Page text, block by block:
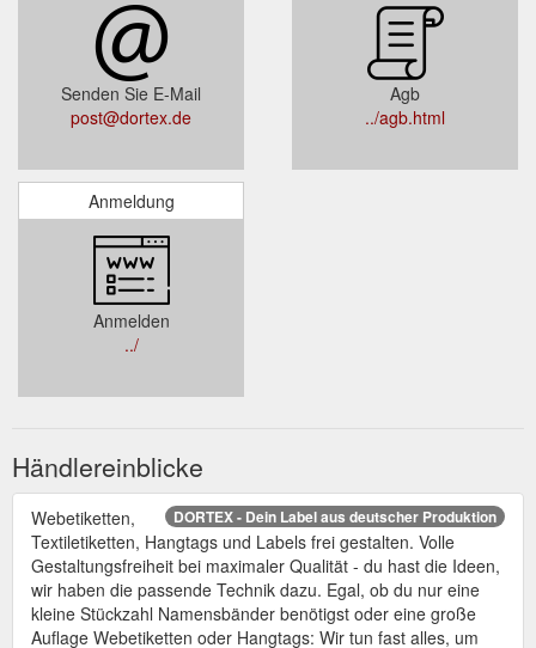
Senden Sie E-Mail
post@dortex.de
Agb
../agb.html
Anmeldung
Anmelden
../
Händlereinblicke
DORTEX - Dein Label aus deutscher Produktion
Webetiketten,
Textiletiketten, Hangtags und Labels frei gestalten. Volle
Gestaltungsfreiheit bei maximaler Qualität - du hast die Ideen,
wir haben die passende Technik dazu. Egal, ob du nur eine
kleine Stückzahl Namensbänder benötigst oder eine große
Auflage Webetiketten oder Hangtags: Wir tun fast alles, um